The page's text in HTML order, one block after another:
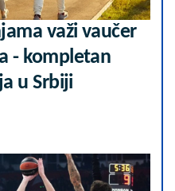
važi vaučer
- kompletan
u Srbiji